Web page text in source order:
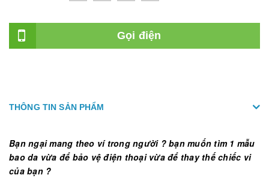
Gọi điện
THÔNG TIN SẢN PHẨM
Bạn ngại mang theo ví trong người ? bạn muốn tìm 1 mẫu
bao da vừa để bảo vệ điện thoại vừa để thay thế chiếc vi
của bạn ?